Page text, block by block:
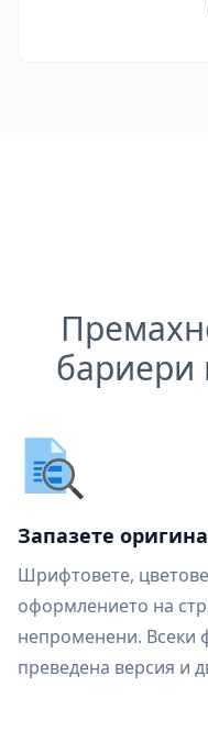
бариери
Запазете
Шрифтовете,
оформлението на
непроменени. Всеки
преведена версия и